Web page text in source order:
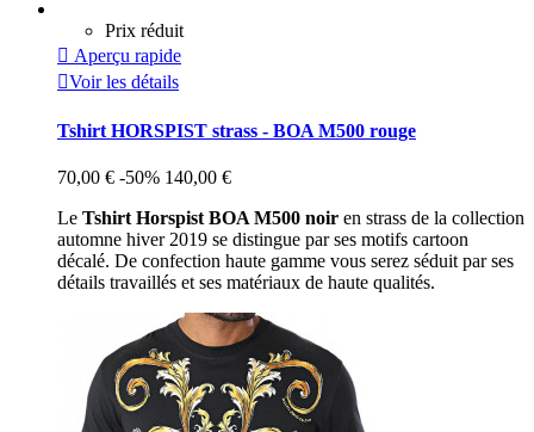
Prix réduit
 Aperçu rapide
Voir les détails
Tshirt HORSPIST strass - BOA M500 rouge
70,00 € -50% 140,00 €
Le Tshirt Horspist BOA M500 noir en strass de la collection
automne hiver 2019 se distingue par ses motifs cartoon
décalé. De confection haute gamme vous serez séduit par ses
détails travaillés et ses matériaux de haute qualités.